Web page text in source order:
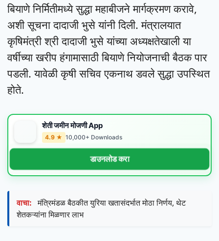
बियाणे निर्मितीमध्ये सुद्धा महाबीजने मार्गक्रमण करावे,
अशी सूचना दादाजी भुसे यांनी दिली. मंत्रालयात
कृषिमंत्री श्री दादाजी भुसे यांच्या अध्यक्षतेखाली या
वर्षीच्या खरीप हंगामासाठी बियाणे नियोजनाची बैठक पार
पडली. यावेळी कृषी सचिव एकनाथ डवले सुद्धा उपस्थित
होते.
शेती जमीन मोजणी App
4.9 ★ 10,000+ Downloads
डाउनलोड करा
वाचा: मंत्रिमंडळ बैठकीत युरिया खतासंदर्भात मोठा निर्णय, थेट
शेतकऱ्यांना मिळणार लाभ